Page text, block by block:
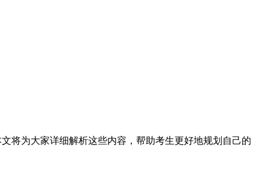
将为大家详细解析这些内容，帮助考生更好地规划自己的